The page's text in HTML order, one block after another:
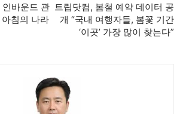
바운드 관
아침의 나라
트립닷컴, 봄철 예약 데이터 공
개 “국내 여행자들, 봄꽃 기간
‘이곳’ 가장 많이 찾는다”